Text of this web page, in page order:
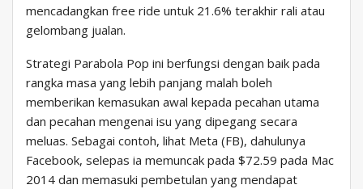
mencadangkan free ride untuk 21.6% terakhir rali atau
gelombang jualan.
Strategi Parabola Pop ini berfungsi dengan baik pada
rangka masa yang lebih panjang malah boleh
memberikan kemasukan awal kepada pecahan utama
dan pecahan mengenai isu yang dipegang secara
meluas. Sebagai contoh, lihat Meta (FB), dahulunya
Facebook, selepas ia memuncak pada $72.59 pada Mac
2014 dan memasuki pembetulan yang mendapat